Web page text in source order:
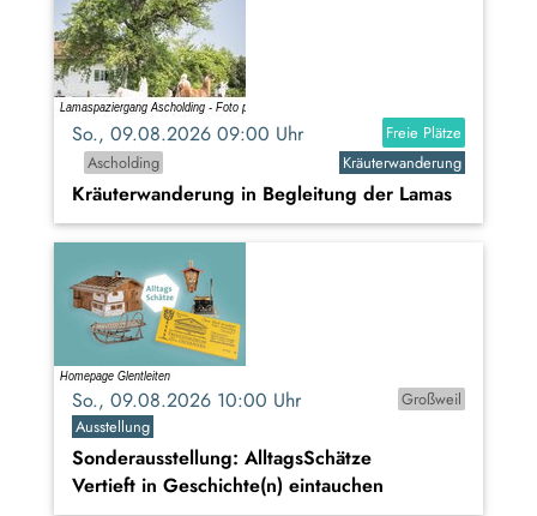
So., 09.08.2026 09:00 Uhr
Freie Plätze
Ascholding
Kräuterwanderung
Kräuterwanderung in Begleitung der Lamas
So., 09.08.2026 10:00 Uhr
Großweil
Ausstellung
Sonderausstellung: AlltagsSchätze
Vertieft in Geschichte(n) eintauchen